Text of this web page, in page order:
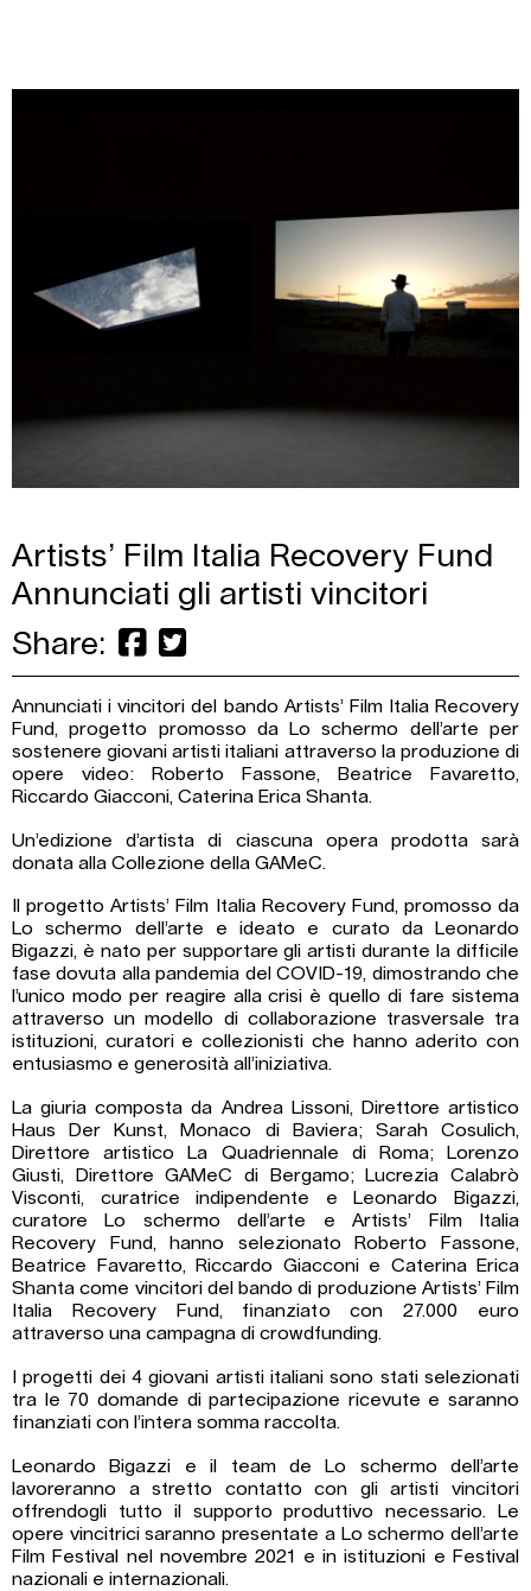
Artists’ Film Italia Recovery Fund
Annunciati gli artisti vincitori
Share:
Annunciati i vincitori del bando Artists’ Film Italia Recovery
Fund, progetto promosso da Lo schermo dell’arte per
sostenere giovani artisti italiani attraverso la produzione di
opere video: Roberto Fassone, Beatrice Favaretto,
Riccardo Giacconi, Caterina Erica Shanta.
Un’edizione d’artista di ciascuna opera prodotta sarà
donata alla Collezione della GAMeC.
Il progetto Artists’ Film Italia Recovery Fund, promosso da
Lo schermo dell’arte e ideato e curato da Leonardo
Bigazzi, è nato per supportare gli artisti durante la difficile
fase dovuta alla pandemia del COVID-19, dimostrando che
l’unico modo per reagire alla crisi è quello di fare sistema
attraverso un modello di collaborazione trasversale tra
istituzioni, curatori e collezionisti che hanno aderito con
entusiasmo e generosità all’iniziativa.
La giuria composta da Andrea Lissoni, Direttore artistico
Haus Der Kunst, Monaco di Baviera; Sarah Cosulich,
Direttore artistico La Quadriennale di Roma; Lorenzo
Giusti, Direttore GAMeC di Bergamo; Lucrezia Calabrò
Visconti, curatrice indipendente e Leonardo Bigazzi,
curatore Lo schermo dell’arte e Artists’ Film Italia
Recovery Fund, hanno selezionato Roberto Fassone,
Beatrice Favaretto, Riccardo Giacconi e Caterina Erica
Shanta come vincitori del bando di produzione Artists’ Film
Italia Recovery Fund, finanziato con 27.000 euro
attraverso una campagna di crowdfunding.
I progetti dei 4 giovani artisti italiani sono stati selezionati
tra le 70 domande di partecipazione ricevute e saranno
finanziati con l’intera somma raccolta.
Leonardo Bigazzi e il team de Lo schermo dell’arte
lavoreranno a stretto contatto con gli artisti vincitori
offrendogli tutto il supporto produttivo necessario. Le
opere vincitrici saranno presentate a Lo schermo dell’arte
Film Festival nel novembre 2021 e in istituzioni e Festival
nazionali e internazionali.